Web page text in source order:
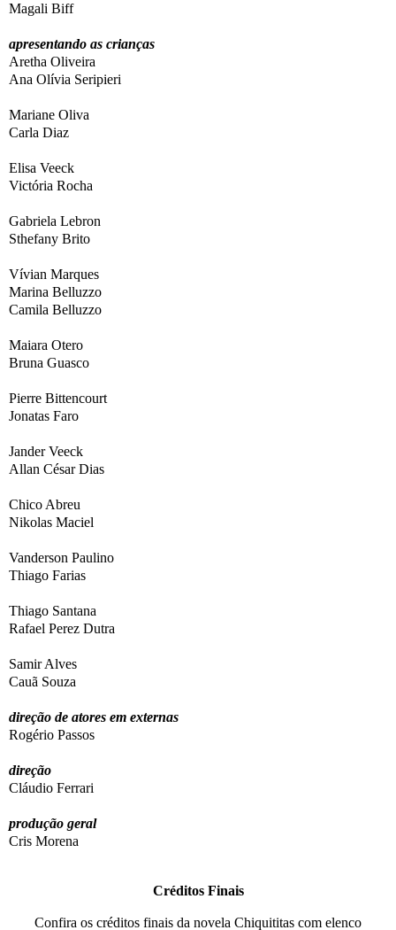
Magali Biff
apresentando as crianças
Aretha Oliveira
Ana Olívia Seripieri
Mariane Oliva
Carla Diaz
Elisa Veeck
Victória Rocha
Gabriela Lebron
Sthefany Brito
Vívian Marques
Marina Belluzzo
Camila Belluzzo
Maiara Otero
Bruna Guasco
Pierre Bittencourt
Jonatas Faro
Jander Veeck
Allan César Dias
Chico Abreu
Nikolas Maciel
Vanderson Paulino
Thiago Farias
Thiago Santana
Rafael Perez Dutra
Samir Alves
Cauã Souza
direção de atores em externas
Rogério Passos
direção
Cláudio Ferrari
produção geral
Cris Morena
Créditos Finais
Confira os créditos finais da novela Chiquititas com elenco